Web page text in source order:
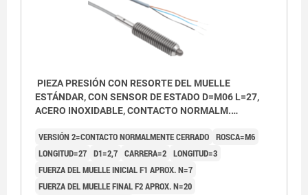
PIEZA PRESIÓN CON RESORTE DEL MUELLE
ESTÁNDAR, CON SENSOR DE ESTADO D=M06 L=27,
ACERO INOXIDABLE, CONTACTO NORMALM.
VERSIÓN 2=CONTACTO NORMALMENTE CERRADO ROSCA=M6
LONGITUD=27 D1=2,7 CARRERA=2 LONGITUD=3
FUERZA DEL MUELLE INICIAL F1 APROX. N=7
FUERZA DEL MUELLE FINAL F2 APROX. N=20